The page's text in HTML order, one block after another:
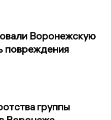
Воронежскую
повреждения
группы